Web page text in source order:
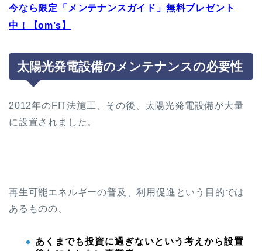
今なら限定「メンテナンスガイド」無料プレゼント
中！【om’s】
太陽光発電設備のメンテナンスの必要性
2012年のFIT法施工、その後、太陽光発電設備が大量
に設置されました。
再生可能エネルギーの普及、利用促進という目的では
あるものの、
あくまでも投資に過ぎないという考えから設置